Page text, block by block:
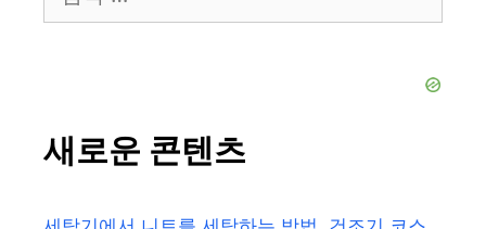
색:
새로운 콘텐츠